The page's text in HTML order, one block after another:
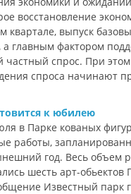
восстановление
квартале, выпуск
а главным фактором
частный спрос. При
спроса начинают
к юбилею
в Парке кованых
работы,
год. Весь объем
шесть арт-обьектов
Известный парк